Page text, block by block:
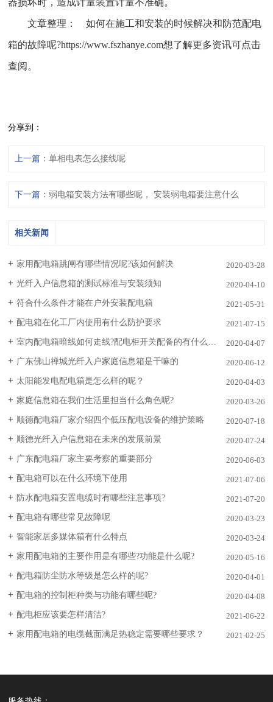
器损坏时，造成计量装置计量不准确。
文章整理： 如何在施工和安装的时候解决和防范配电
箱的故障呢?https://www.fszhanye.com想了解更多资讯可点击
查阅。
分享到：
上一篇：单相电表怎么接线呢
下一篇：弱电箱安装方法有哪些呢， 安装弱电箱要注意什么
相关新闻
家用配电箱跳闸有哪些情况呢?该如何解决 2020-03-28
光纤入户信息箱的测试标准与安装须知 2020-04-10
符合什么条件才能在户外安装配电箱 2021-05-31
配电箱在化工厂内使用有什么防护要求 2021-07-15
室内配电箱暗线如何走线?配电柜开关配备的有什么方式 ? 2020-04-07
广东佛山禅城光纤入户家庭信息箱是干嘛的 2020-06-12
太阳能发电配电箱是怎么样的呢？ 2020-04-03
家庭信息箱在我们生活里担当什么角色呢? 2020-03-26
顺德配电箱厂家介绍四个低压配电设备的维护策略 2020-07-18
顺德光纤入户信息箱在未来的发展前景 2020-07-24
广东配电箱厂家主要考察的重要部分 2020-06-03
配电箱可以在什么环境下使用 2021-07-06
防水配电箱安置电缆时有哪些注意事项? 2021-07-20
配电箱有哪些常见故障呢 2020-03-23
智能家居多媒体箱有什么特点 2020-03-24
家用配电箱的主要作用是有哪些?功能是什么呢? 2020-05-16
配电箱防尘防水等级是怎么样的呢? 2020-04-01
配电箱的控制柜种类与功能有哪些呢? 2020-04-08
配电柜应该要怎样清洁? 2021-06-22
家用配电箱的电缆截面满足热稳定需要哪些要求？ 2021-02-25